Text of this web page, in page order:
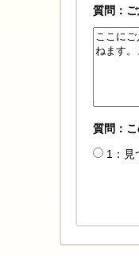
質問：
質問：
1：見